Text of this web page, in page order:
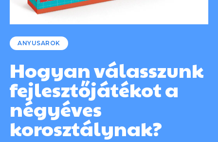
ANYUSAROK
Hogyan válasszunk
fejlesztőjátékot a
négyéves
korosztálynak?